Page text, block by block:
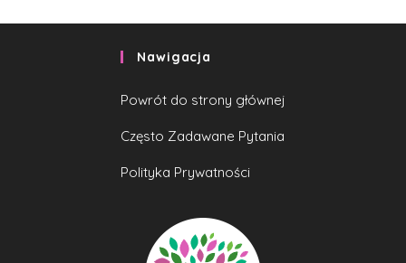
Nawigacja
Powrót do strony głównej
Często Zadawane Pytania
Polityka Prywatności